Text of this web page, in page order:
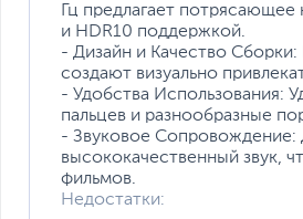
18,9 мм /
1,8 кг
тонкий и легкий
Размеры упаковки (Ш х В х
Вес с упаковкой
Заводские данные
Срок гарантии (мес.)
Ограничение гарантийного
Ссылка на сайт
Если вы заметили ошибку или
Xарактеристики, комплект
без отражения в каталоге интернет-
Гц предлагает
и HDR10 поддержкой.
- Дизайн и Качество
создают визуально
- Удобства Использования:
пальцев и разнообразные
- Звуковое Сопровождение:
высококачественный звук,
фильмов.
Недостатки: